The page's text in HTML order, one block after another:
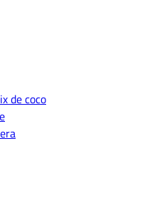
de coco